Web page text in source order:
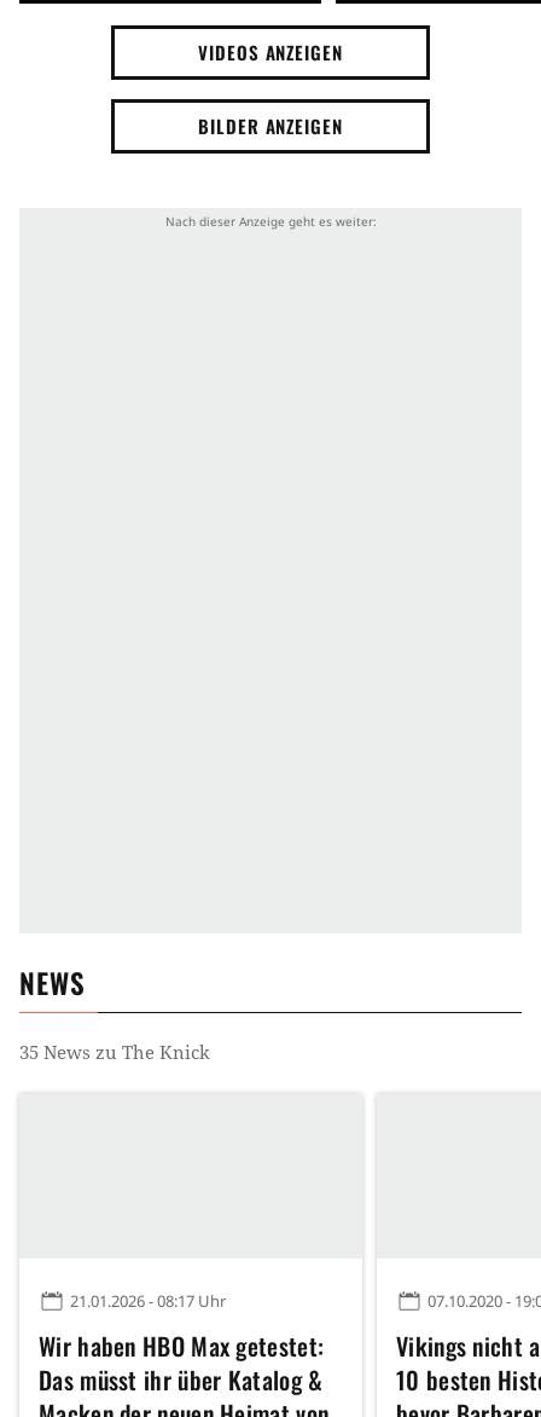
VIDEOS ANZEIGEN
BILDER ANZEIGEN
NEWS
35 News zu The Knick
21.01.2026 - 08:17 Uhr
Wir haben HBO Max getestet:
Das müsst ihr über Katalog &
07.10.2020 -
Vikings nicht
10 besten